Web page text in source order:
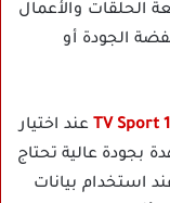
الحلقات والأعمال
الجودة أو
عند اختيار
بجودة عالية تحتاج
استخدام بيانات